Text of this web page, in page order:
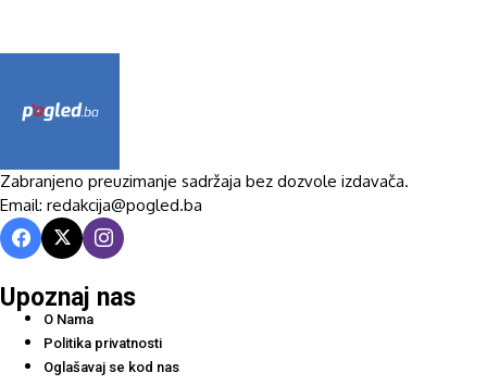
Zabranjeno preuzimanje sadržaja bez dozvole izdavača.
Email: redakcija@pogled.ba
Upoznaj nas
O Nama
Politika privatnosti
Oglašavaj se kod nas